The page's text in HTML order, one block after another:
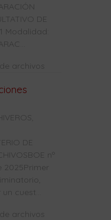
DE
Modalidad:
archivos
DE
nº
2025Primer
cuest...
archivos